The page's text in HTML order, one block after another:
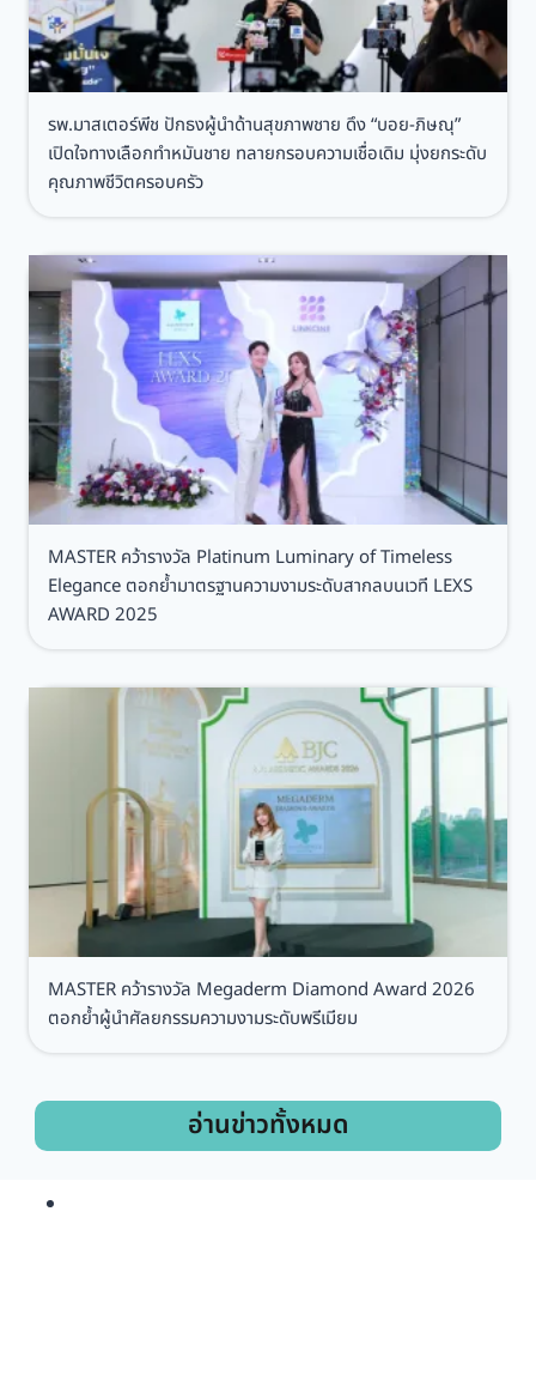
า
ก
า
ร
ที่
ค
ว
บ
แ
พ
ท
ย์
ไ
ห
ม
ก
า
ร
ใ
า
อ
ย่
า
ง
ป
ล
อ
ด
ภั
ย
ร
า
ง
ค
ร
ภ์
รพ.มาสเตอร์พีช ปักธงผู้นำด้านสุขภาพชาย ดึง “บอย-ภิษณุ”
เปิดใจทางเลือกทำหมันชาย ทลายกรอบความเชื่อเดิม มุ่งยกระดับ
คุณภาพชีวิตครอบครัว
MASTER คว้ารางวัล Platinum Luminary of Timeless
Elegance ตอกย้ำมาตรฐานความงามระดับสากลบนเวที LEXS
AWARD 2025
MASTER คว้ารางวัล Megaderm Diamond Award 2026
ตอกย้ำผู้นำศัลยกรรมความงามระดับพรีเมียม
อ่านข่าวทั้งหมด